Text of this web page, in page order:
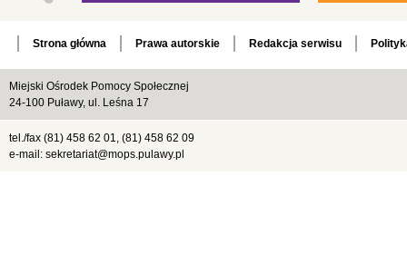
Strona główna Prawa autorskie Redakcja serwisu
Miejski Ośrodek Pomocy Społecznej
24-100 Puławy, ul. Leśna 17
tel./fax (81) 458 62 01, (81) 458 62 09
e-mail: sekretariat@mops.pulawy.pl